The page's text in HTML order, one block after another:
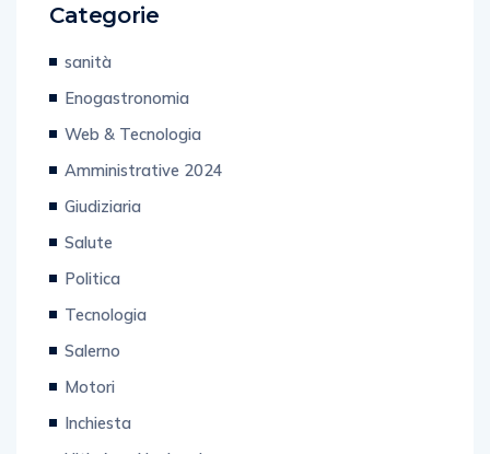
Categorie
sanità
Enogastronomia
Web & Tecnologia
Amministrative 2024
Giudiziaria
Salute
Politica
Tecnologia
Salerno
Motori
Inchiesta